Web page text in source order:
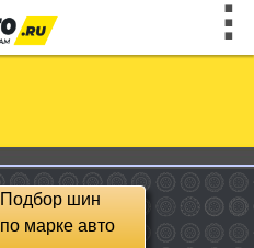
Подбор шин
по марке авто